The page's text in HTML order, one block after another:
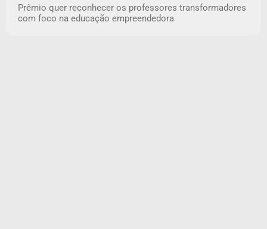
Prêmio quer reconhecer os professores transformadores
com foco na educação empreendedora